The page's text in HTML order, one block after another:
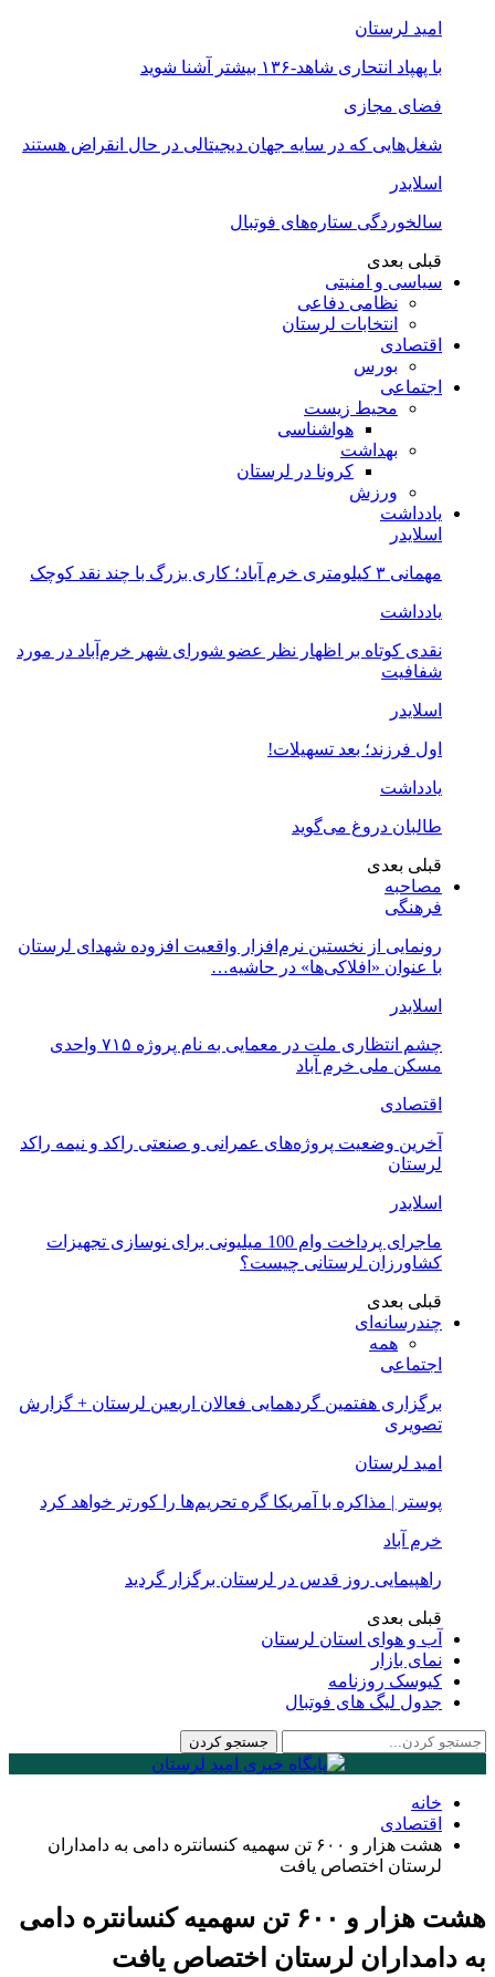
امید لرستان
با پهپاد انتحاری شاهد-۱۳۶ بیشتر آشنا شوید
فضای مجازی
شغل‌‌هایی که در سایه جهان دیجیتالی در حال انقراض هستند
اسلایدر
سالخوردگی ستاره‌های فوتبال
قبلی بعدی
سیاسی و امنیتی
نظامی دفاعی
انتخابات لرستان
اقتصادی
بورس
اجتماعی
محیط زیست
هواشناسی
بهداشت
کرونا در لرستان
ورزش
یادداشت
اسلایدر
مهمانی ۳ کیلومتری خرم آباد؛ کاری بزرگ با چند نقد کوچک
یادداشت
نقدی کوتاه بر اظهار نظر عضو شورای شهر خرم‌آباد در مورد
شفافیت
اسلایدر
اول فرزند؛ بعد تسهیلات!
یادداشت
طالبان دروغ می‌گوید
قبلی بعدی
مصاحبه
فرهنگی
رونمایی از نخستین نرم‌افزار واقعیت افزوده شهدای لرستان
با عنوان «افلاکی‌ها» در حاشیه…
اسلایدر
چشم انتظاری ملت در معمایی به نام پروژه ۷۱۵ واحدی
مسکن ملی خرم آباد
اقتصادی
آخرین وضعیت پروژه‌های عمرانی و صنعتی راکد و نیمه راکد
لرستان
اسلایدر
ماجرای پرداخت وام 100 میلیونی برای نوسازی تجهیزات
کشاورزان لرستانی چیست؟
قبلی بعدی
چندرسانه‌ای
همه
اجتماعی
برگزاری هفتمین گردهمایی فعالان اربعین لرستان + گزارش
تصویری
امید لرستان
پوستر | مذاکره با آمریکا گره تحریم‌ها را کورتر خواهد کرد
خرم آباد
راهپیمایی روز قدس در لرستان برگزار گردید
قبلی بعدی
آب و هوای استان لرستان
نمای بازار
کیوسک روزنامه
جدول لیگ های فوتبال
خانه
اقتصادی
هشت هزار و ۶۰۰ تن سهمیه کنسانتره دامی به دامداران
لرستان اختصاص یافت
هشت هزار و ۶۰۰ تن سهمیه کنسانتره دامی
به دامداران لرستان اختصاص یافت